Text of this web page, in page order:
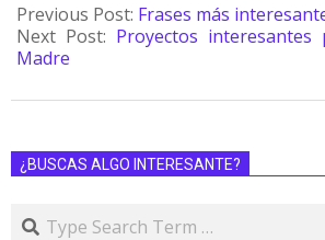
Previous Post: Frases más
Next Post: Proyectos
Madre
¿BUSCAS ALGO INTERESANTE?